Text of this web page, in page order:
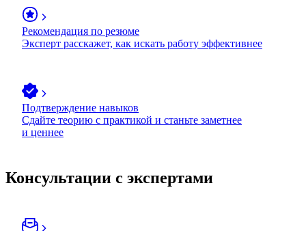
Рекомендация по резюме
Эксперт расскажет, как искать работу эффективнее
Подтверждение навыков
Сдайте теорию с практикой и станьте заметнее
и ценнее
Консультации с экспертами